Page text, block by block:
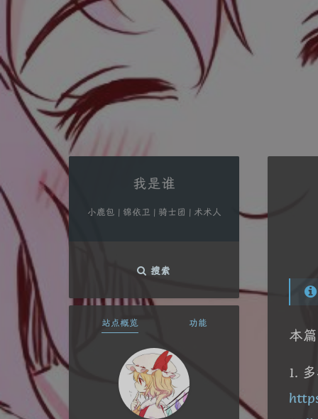
我是谁
小鹿包 | 锦依卫 | 骑士团 | 术术人
搜索
站点概览 功能
本
1.